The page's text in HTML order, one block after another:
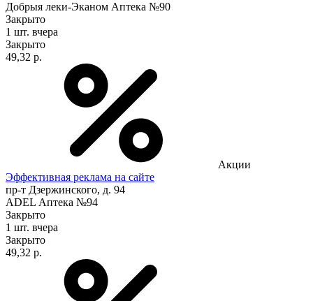
Добрыя леки-Эканом Аптека №90
Закрыто
1 шт. вчера
Закрыто
49,32 р.
Акции
Эффективная реклама на сайте
пр-т Дзержинского, д. 94
ADEL Аптека №94
Закрыто
1 шт. вчера
Закрыто
49,32 р.